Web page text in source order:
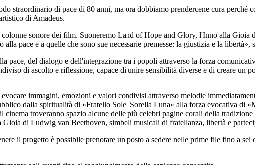
straordinario di pace di 80 anni, ma ora dobbiamo prendercene cura perché
di Amadeus.
sonore dei film. Suoneremo Land of Hope and Glory, l'Inno alla Gioia
pace e a quelle che sono sue necessarie premesse: la giustizia e la libertà»,
pace, del dialogo e dell'integrazione tra i popoli attraverso la forza
di ascolto e riflessione, capace di unire sensibilità diverse e di creare un
immagini, emozioni e valori condivisi attraverso melodie
dalla spiritualità di «Fratello Sole, Sorella Luna» alla forza evocativa di
troveranno spazio alcune delle più celebri pagine corali della tradizione
di Ludwig van Beethoven, simboli musicali di fratellanza, libertà e
il progetto è possibile prenotare un posto a sedere nelle prime file fino a